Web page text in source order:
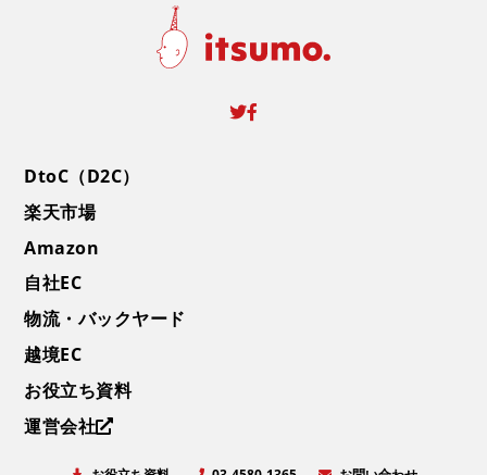
DtoC（D2C）
楽天市場
Amazon
自社EC
物流・バックヤード
越境EC
お役立ち資料
運営会社